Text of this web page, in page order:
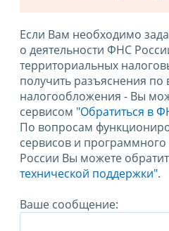
Если Вам необходимо
о деятельности ФНС
территориальных
получить разъяснения по
налогообложения - Вы
сервисом "Обратиться в
По вопросам
сервисов и
России Вы можете
технической поддержки".
Ваше сообщение: